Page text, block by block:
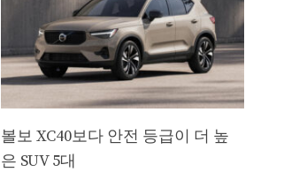
볼보 XC40보다 안전 등급이 더 높
은 SUV 5대